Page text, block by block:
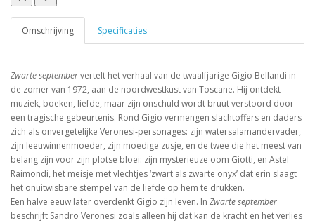
Omschrijving Specificaties
Zwarte septembervertelt het verhaal van de twaalfjarige Gigio Bellandi in
de zomer van 1972, aan de noordwestkust van Toscane. Hij ontdekt
muziek, boeken, liefde, maar zijn onschuld wordt bruut verstoord door
een tragische gebeurtenis. Rond Gigio vermengen slachtoffers en daders
zich als onvergetelijke Veronesi-personages: zijn watersalamandervader,
zijn leeuwinnenmoeder, zijn moedige zusje, en de twee die het meest van
belang zijn voor zijn plotse bloei: zijn mysterieuze oom Giotti, en Astel
Raimondi, het meisje met vlechtjes ‘zwart als zwarte onyx’ dat erin slaagt
het onuitwisbare stempel van de liefde op hem te drukken.
Een halve eeuw later overdenkt Gigio zijn leven. In Zwarte september
beschrijft Sandro Veronesi zoals alleen hij dat kan de kracht en het verlies